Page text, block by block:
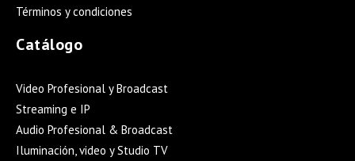
Términos y condiciones
Catálogo
Video Profesional y Broadcast
Streaming e IP
Audio Profesional & Broadcast
Iluminación, video y Studio TV